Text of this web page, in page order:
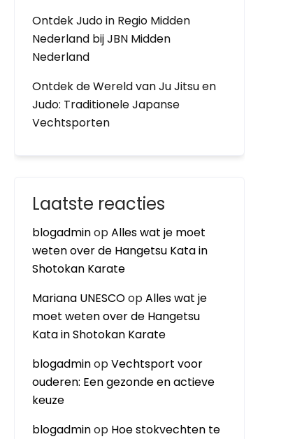
Ontdek Judo in Regio Midden
Nederland bij JBN Midden
Nederland
Ontdek de Wereld van Ju Jitsu en
Judo: Traditionele Japanse
Vechtsporten
Laatste reacties
blogadminopAlles wat je moet
weten over de Hangetsu Kata in
Shotokan Karate
Mariana UNESCOopAlles wat je
moet weten over de Hangetsu
Kata in Shotokan Karate
blogadminopVechtsport voor
ouderen: Een gezonde en actieve
keuze
blogadminop Hoe stokvechten te